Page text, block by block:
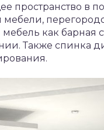
пространство в
как барная
Также спинка